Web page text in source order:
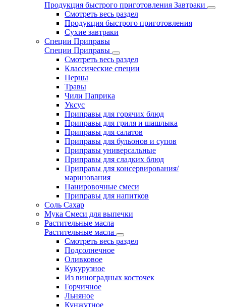
Продукция быстрого приготовления Завтраки
Смотреть весь раздел
Продукция быстрого приготовления
Сухие завтраки
Специи Приправы
Специи Приправы
Смотреть весь раздел
Классические специи
Перцы
Травы
Чили Паприка
Уксус
Приправы для горячих блюд
Приправы для гриля и шашлыка
Приправы для салатов
Приправы для бульонов и супов
Приправы универсальные
Приправы для сладких блюд
Приправы для консервирования/
маринования
Панировочные смеси
Приправы для напитков
Соль Сахар
Мука Смеси для выпечки
Растительные масла
Растительные масла
Смотреть весь раздел
Подсолнечное
Оливковое
Кукурузное
Из виноградных косточек
Горчичное
Льняное
Кунжутное